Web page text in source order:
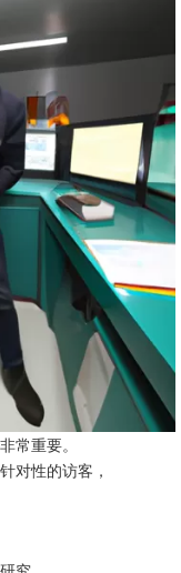
常重要。
对性的访客，